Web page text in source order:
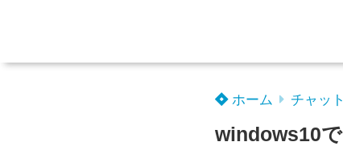
ホーム チャッ
windows10